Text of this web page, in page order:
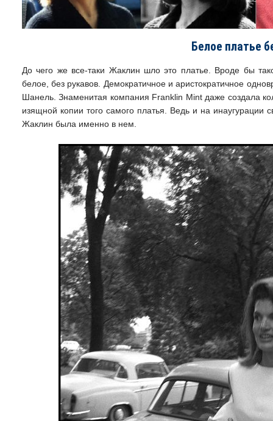
Белое платье
До чего же все-таки Жаклин шло это платье. Вроде бы
белое, без рукавов. Демократичное и аристократичное
Шанель. Знаменитая компания Franklin Mint даже создала
изящной копии того самого платья. Ведь и на инаугурации
Жаклин была именно в нем.